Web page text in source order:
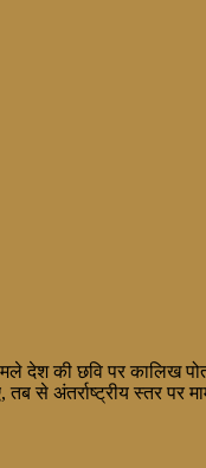
देश की छवि पर कालिख
अंतर्राष्ट्रीय स्तर पर